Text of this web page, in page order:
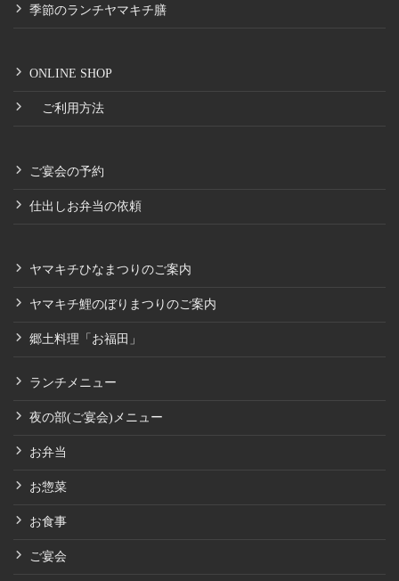
季節のランチヤマキチ膳
ONLINE SHOP
ご利用方法
ご宴会の予約
仕出しお弁当の依頼
ヤマキチひなまつりのご案内
ヤマキチ鯉のぼりまつりのご案内
郷土料理「お福田」
ランチメニュー
夜の部(ご宴会)メニュー
お弁当
お惣菜
お食事
ご宴会